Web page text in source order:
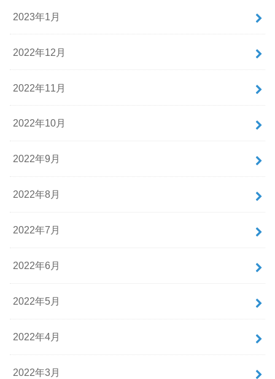
2023年1月
2022年12月
2022年11月
2022年10月
2022年9月
2022年8月
2022年7月
2022年6月
2022年5月
2022年4月
2022年3月